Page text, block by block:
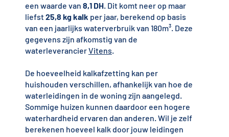
een waarde van 8,1 DH. Dit komt neer op maar
liefst25,8 kg kalk per jaar, berekend op basis
van een jaarlijks waterverbruik van 180m³. Deze
gegevens zijn afkomstig van de
waterleverancierVitens.
De hoeveelheid kalkafzetting kan per
huishouden verschillen, afhankelijk van hoe de
waterleidingen in de woning zijn aangelegd.
Sommige huizen kunnen daardoor een hogere
waterhardheid ervaren dan anderen. Wil je zelf
berekenen hoeveel kalk door jouw leidingen